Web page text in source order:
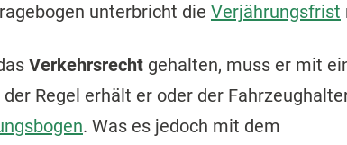
unterbricht die Verjährungsfrist
Verkehrsrecht gehalten, muss er mit
der Regel erhält er oder der
. Was es jedoch mit dem